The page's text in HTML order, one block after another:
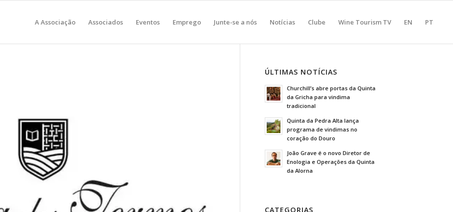
A Associação Associados Eventos Emprego Junte-se a nós Notícias Clube Wine Tourism TV EN PT
ÚLTIMAS NOTÍCIAS
Churchill’s abre portas da Quinta
da Gricha para vindima
tradicional
Quinta da Pedra Alta lança
programa de vindimas no
coração do Douro
João Grave é o novo Diretor de
Enologia e Operações da Quinta
da Alorna
CATEGORIAS